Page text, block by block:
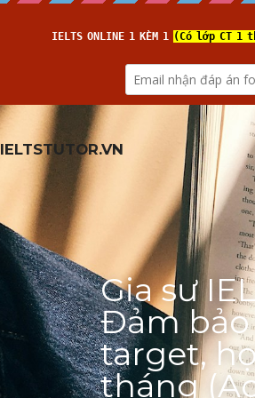
IELTSTUTOR.VN
Gia sư
Đảm bảo
target,
tháng